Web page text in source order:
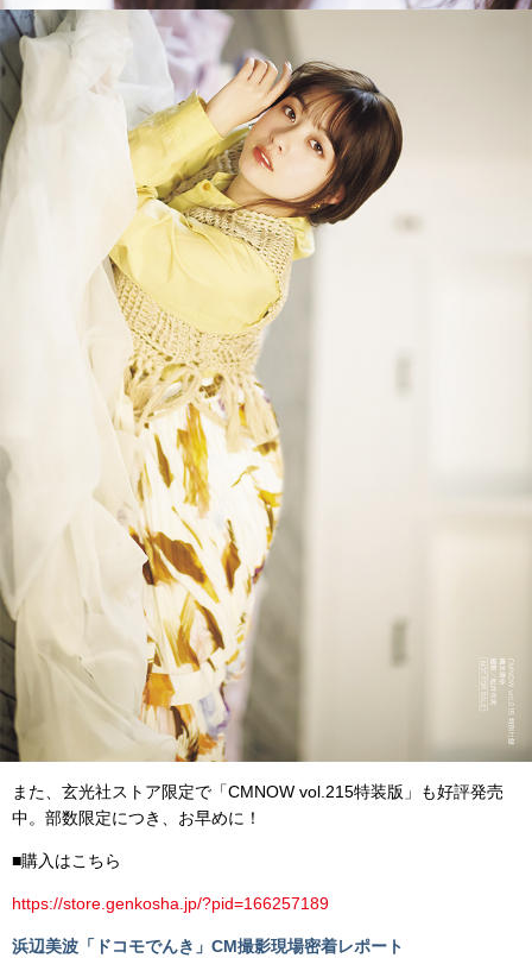
また、玄光社ストア限定で「CMNOW vol.215特装版」も好評発売
中。部数限定につき、お早めに！
■購入はこちら
https://store.genkosha.jp/?pid=166257189
浜辺美波「ドコモでんき」CM撮影現場密着レポート